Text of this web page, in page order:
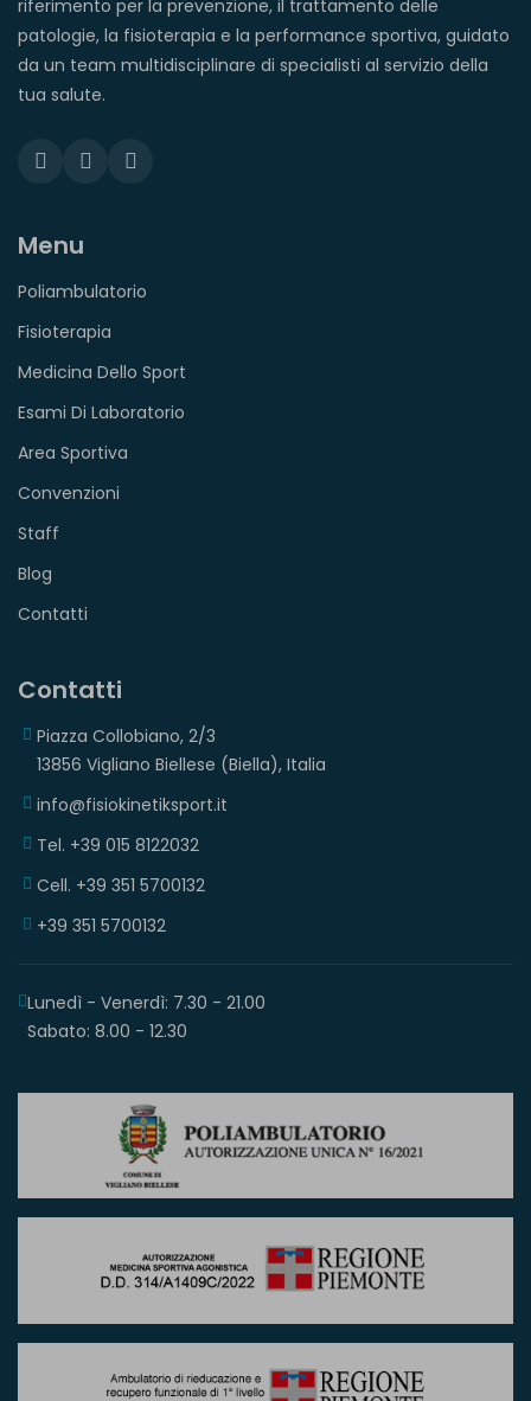
riferimento per la prevenzione, il trattamento delle
patologie, la fisioterapia e la performance sportiva, guidato
da un team multidisciplinare di specialisti al servizio della
tua salute.
Menu
Poliambulatorio
Fisioterapia
Medicina Dello Sport
Esami Di Laboratorio
Area Sportiva
Convenzioni
Staff
Blog
Contatti
Contatti
Piazza Collobiano, 2/3
13856 Vigliano Biellese (Biella), Italia
info@fisiokinetiksport.it
Tel. +39 015 8122032
Cell. +39 351 5700132
+39 351 5700132
Lunedì - Venerdì: 7.30 - 21.00
Sabato: 8.00 - 12.30